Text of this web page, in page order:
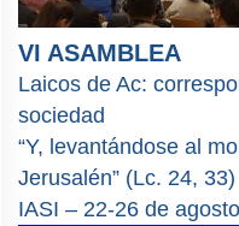
VI ASAMBLEA
Laicos de Ac:
sociedad
“Y, levantándose al
Jerusalén” (Lc. 24, 33)
IASI – 22-26 de